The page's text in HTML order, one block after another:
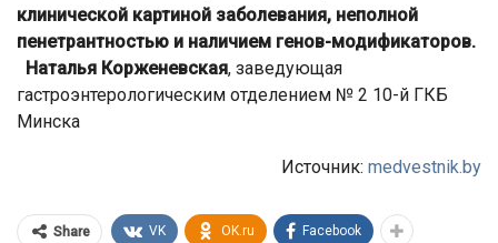
клинической картиной заболевания, неполной
пенетрантностью и наличием генов-модификаторов.
Наталья Корженевская, заведующая
гастроэнтерологическим отделением № 2 10-й ГКБ
Минска
Источник: medvestnik.by
Share VK OK.ru Facebook